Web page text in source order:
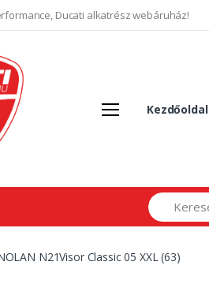
Ducati alkatrész webáruház!
Kezdőoldal
Search
N21Visor Classic 05 XXL (63)